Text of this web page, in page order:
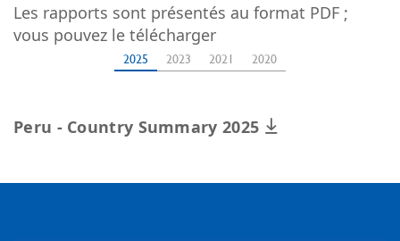
Les rapports sont présentés au format PDF ;
vous pouvez le télécharger
2025 2023 2021 2020
Peru - Country Summary 2025